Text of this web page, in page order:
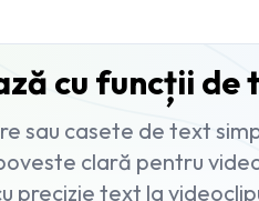
cu funcții de
sau casete de text
clară pentru
precizie text la